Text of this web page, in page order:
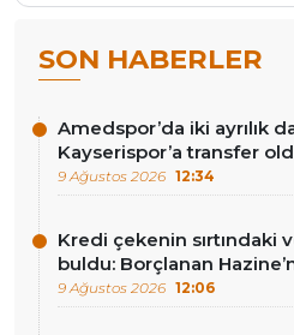
SON HABERLER
Amedspor’da iki ayrılık
Kayserispor’a transfer
9 Ağustos 2026 12:34
Kredi çekenin sırtındaki
buldu: Borçlanan
9 Ağustos 2026 12:06